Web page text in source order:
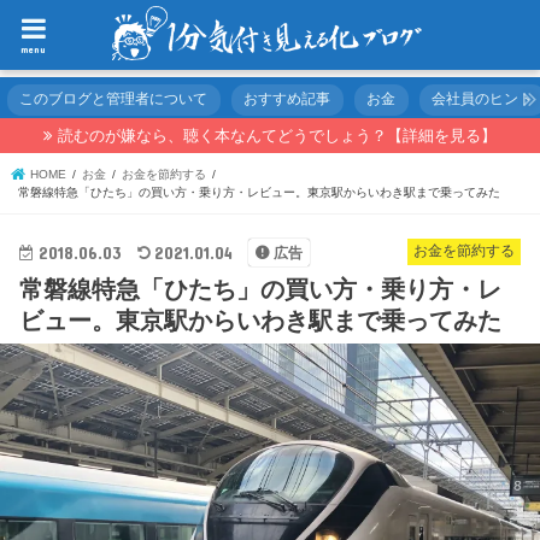
menu
このブログと管理者について おすすめ記事 お金 会社員のヒント
読むのが嫌なら、聴く本なんてどうでしょう？【詳細を見る】
HOME お金
お金を節約する
常磐線特急「ひたち」の買い方・乗り方・レビュー。東京駅からいわき駅まで乗ってみた
お金を節約する
2018.06.03 2021.01.04 広告
常磐線特急「ひたち」の買い方・乗り方・レ
ビュー。東京駅からいわき駅まで乗ってみた